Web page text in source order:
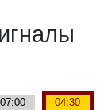
07:00
04:30